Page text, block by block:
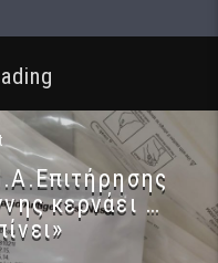
κερνάει …